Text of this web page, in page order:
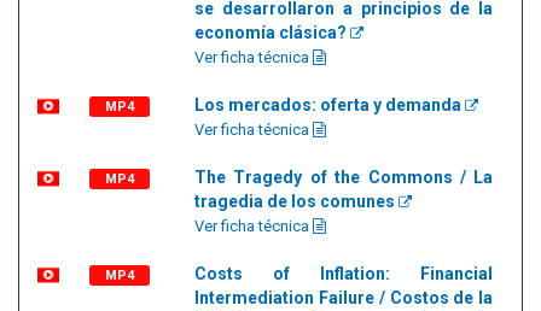
se desarrollaron a principios de la
economía clásica?
Ver ficha técnica
MP4 Los mercados: oferta y demanda
Ver ficha técnica
MP4
The Tragedy of the Commons / La
tragedia de los comunes
Ver ficha técnica
MP4
Costs of Inflation: Financial
Intermediation Failure / Costos de la